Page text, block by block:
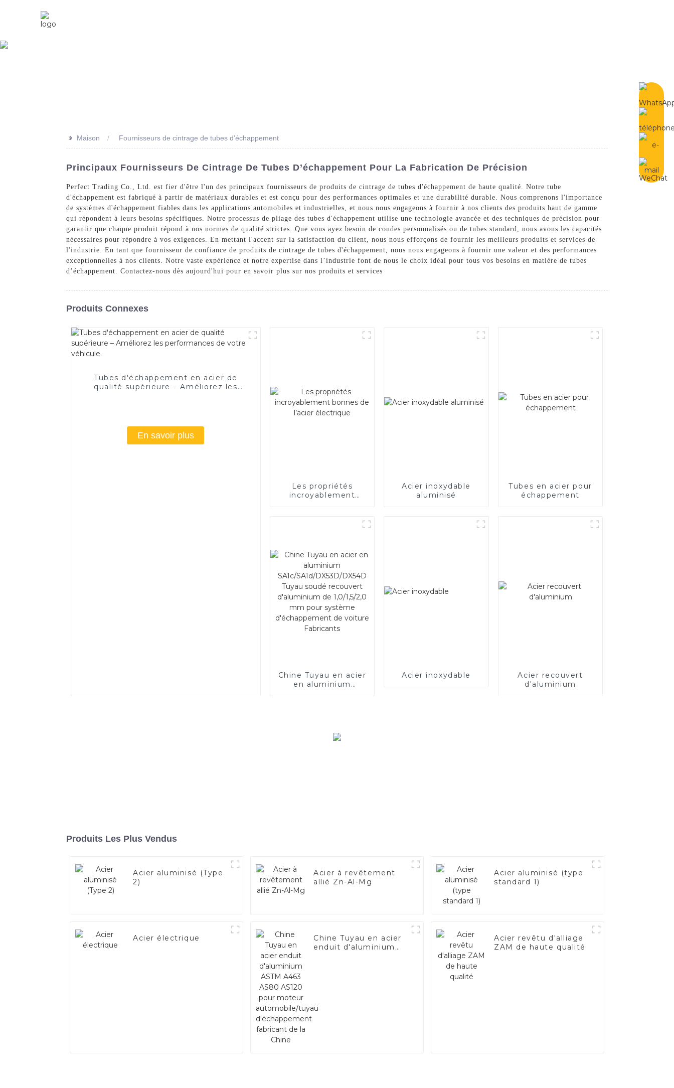
>> Maison Fournisseurs de cintrage de tubes d’échappement
Principaux Fournisseurs De Cintrage De Tubes D’échappement Pour La Fabrication De Précision
Perfect Trading Co., Ltd. est fier d'être l'un des principaux fournisseurs de produits de cintrage de tubes d'échappement de haute qualité. Notre tube
d'échappement est fabriqué à partir de matériaux durables et est conçu pour des performances optimales et une durabilité durable. Nous comprenons l'importance
de systèmes d'échappement fiables dans les applications automobiles et industrielles, et nous nous engageons à fournir à nos clients des produits haut de gamme
qui répondent à leurs besoins spécifiques. Notre processus de pliage des tubes d'échappement utilise une technologie avancée et des techniques de précision pour
garantir que chaque produit répond à nos normes de qualité strictes. Que vous ayez besoin de coudes personnalisés ou de tubes standard, nous avons les capacités
nécessaires pour répondre à vos exigences. En mettant l'accent sur la satisfaction du client, nous nous efforçons de fournir les meilleurs produits et services de
l'industrie. En tant que fournisseur de confiance de produits de cintrage de tubes d'échappement, nous nous engageons à fournir une valeur et des performances
exceptionnelles à nos clients. Notre vaste expérience et notre expertise dans l’industrie font de nous le choix idéal pour tous vos besoins en matière de tubes
d’échappement. Contactez-nous dès aujourd'hui pour en savoir plus sur nos produits et services
Produits Connexes
Tubes d'échappement en acier de
qualité supérieure – Améliorez les
En savoir plus
Les propriétés
incroyablement
Acier inoxydable
aluminisé
Tubes en acier pour
échappement
Chine Tuyau en acier
en aluminium
système
Acier inoxydable
Acier recouvert
d'aluminium
Produits Les Plus Vendus
Acier aluminisé (Type
2)
Acier à revêtement
allié Zn-Al-Mg
Acier aluminisé (type
standard 1)
Acier électrique
Chine Tuyau en acier
enduit d'aluminium
Acier revêtu d'alliage
ZAM de haute qualité